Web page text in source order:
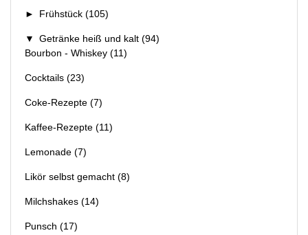
► Frühstück (105)
▼ Getränke heiß und kalt (94)
Bourbon - Whiskey (11)
Cocktails (23)
Coke-Rezepte (7)
Kaffee-Rezepte (11)
Lemonade (7)
Likör selbst gemacht (8)
Milchshakes (14)
Punsch (17)